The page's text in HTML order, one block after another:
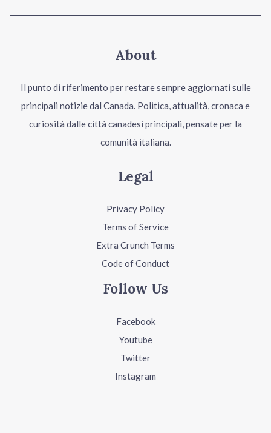
About
Il punto di riferimento per restare sempre aggiornati sulle
principali notizie dal Canada. Politica, attualità, cronaca e
curiosità dalle città canadesi principali, pensate per la
comunità italiana.
Legal
Privacy Policy
Terms of Service
Extra Crunch Terms
Code of Conduct
Follow Us
Facebook
Youtube
Twitter
Instagram